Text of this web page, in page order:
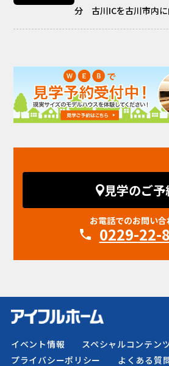
分 古川ICを古川市内
見学のご予
お電話でのお問い合
0229-22-
イベント情報 スペシャルコンテン
プライバシーポリシー
よくある質